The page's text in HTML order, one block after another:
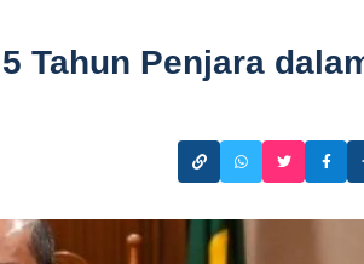
Tahun Penjara